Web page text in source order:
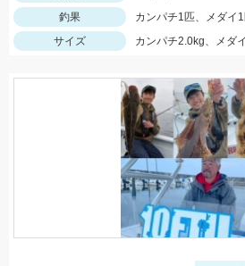
釣果
カンパチ1匹、メダイ
サイズ
カンパチ2.0kg、メダ